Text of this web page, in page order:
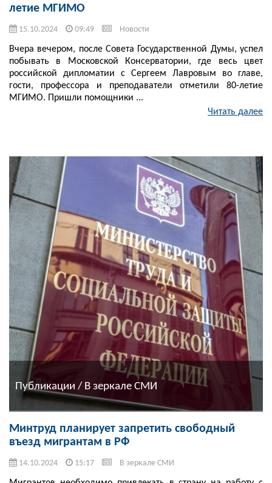
летие МГИМО
15.10.2024 09:49 Новости
Вчера вечером, после Совета Государственной Думы, успел
побывать в Московской Консерватории, где весь цвет
российской дипломатии с Сергеем Лавровым во главе,
гости, профессора и преподаватели отметили 80-летие
МГИМО. Пришли помощники ...
Читать далее
Публикации / В зеркале СМИ
Минтруд планирует запретить свободный
въезд мигрантам в РФ
14.10.2024 15:17 В зеркале СМИ